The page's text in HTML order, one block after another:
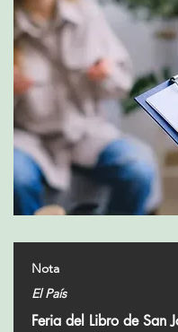
Nota
El País
Feria del Libro de San